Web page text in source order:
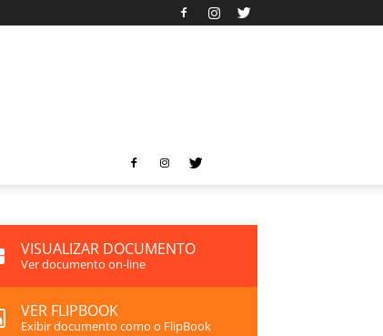
VISUALIZAR DOCUMENTO
Ver documento on-line
VER FLIPBOOK
Exibir documento como o FlipBook